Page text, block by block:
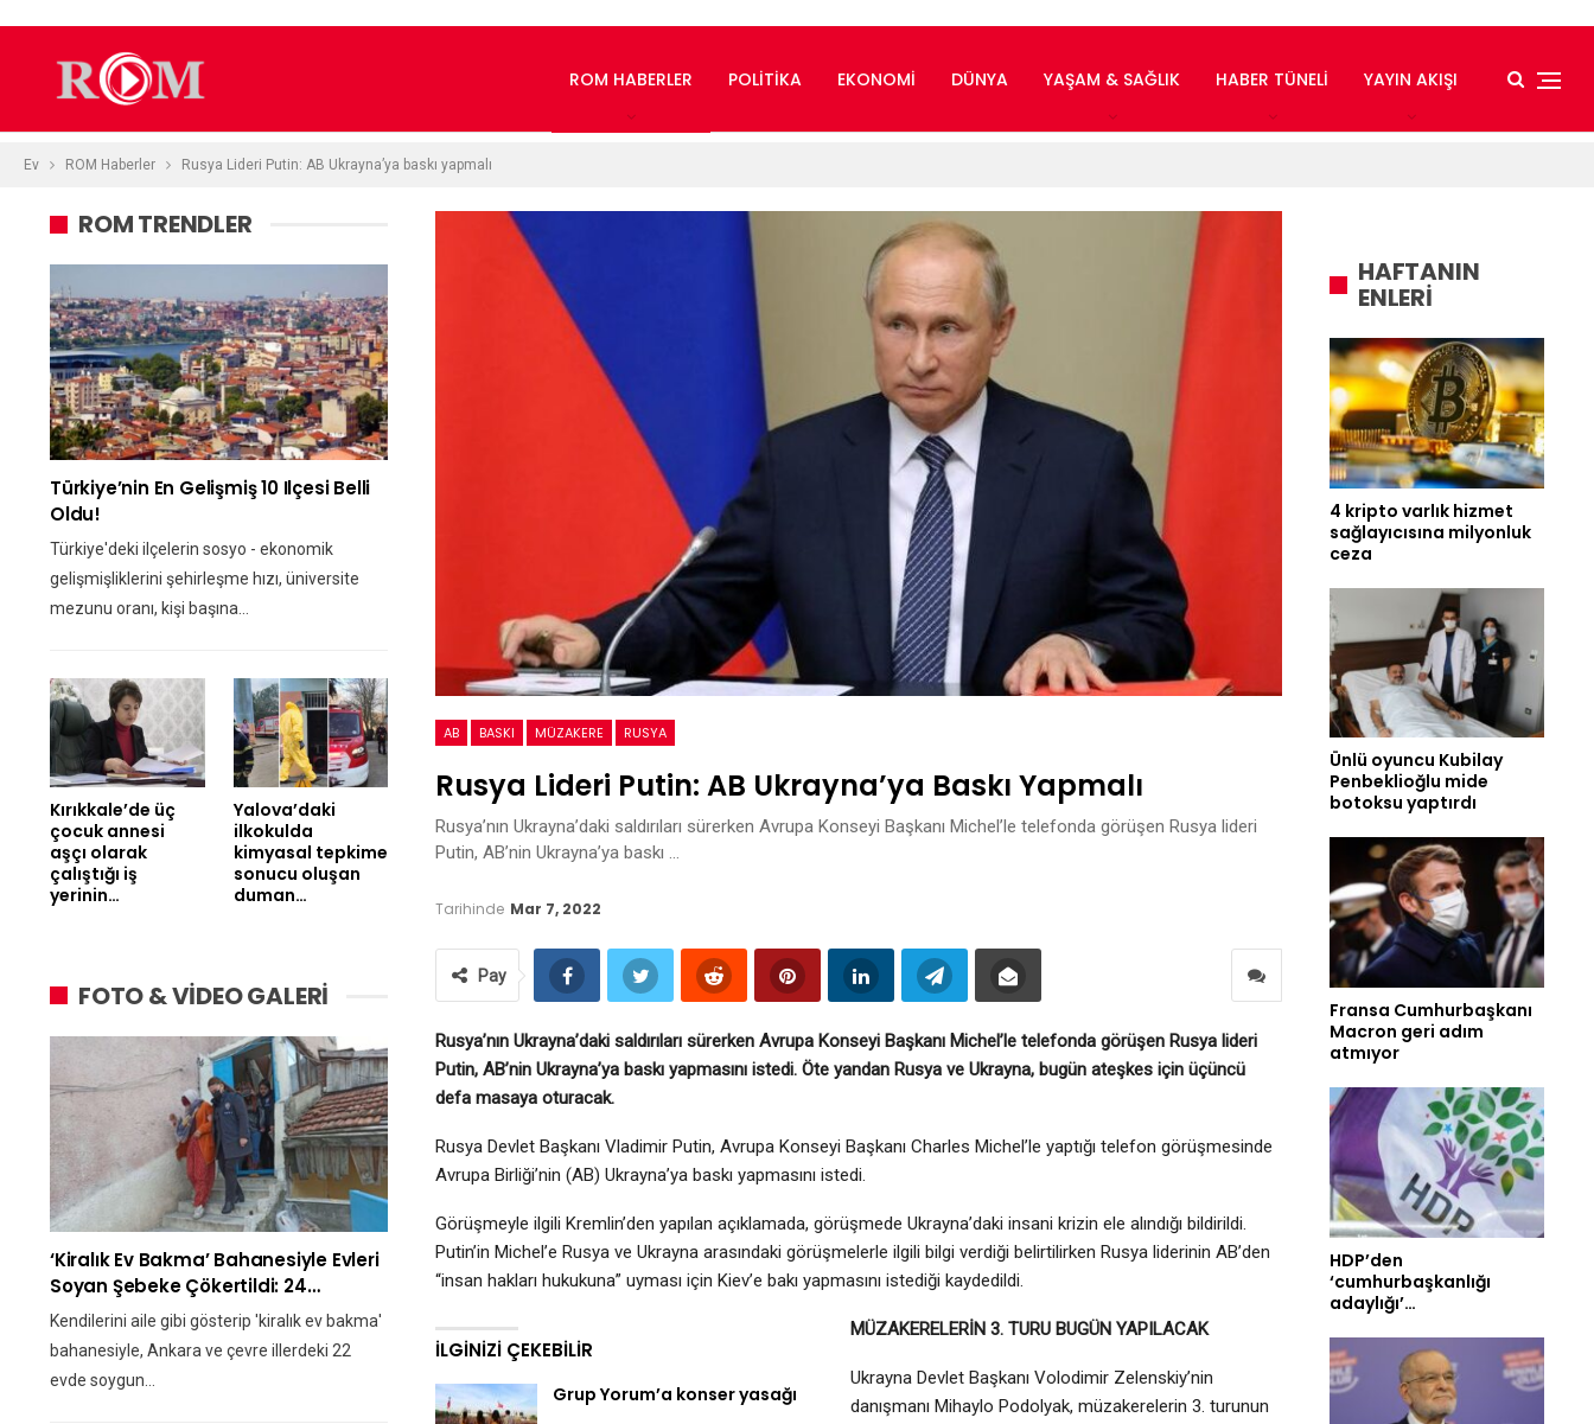
ROM HABERLER POLITIKA EKONOMI DÜNYA YAŞAM & SAĞLIK HABER TÜNELI YAYIN AKIŞI
Ev ROM Haberler Rusya Lideri Putin: AB Ukrayna’ya baskı yapmalı
AB BASKI MÜZAKERE RUSYA
Rusya Lideri Putin: AB Ukrayna’ya Baskı Yapmalı
Rusya’nın Ukrayna’daki saldırıları sürerken Avrupa Konseyi Başkanı Michel’le telefonda görüşen Rusya lideri
Putin, AB’nin Ukrayna’ya baskı …
Tarihinde Mar 7, 2022
Pay
Rusya’nın Ukrayna’daki saldırıları sürerken Avrupa Konseyi Başkanı Michel’le telefonda görüşen Rusya lideri
Putin, AB’nin Ukrayna’ya baskı yapmasını istedi. Öte yandan Rusya ve Ukrayna, bugün ateşkes için üçüncü
defa masaya oturacak.
Rusya Devlet Başkanı Vladimir Putin, Avrupa Konseyi Başkanı Charles Michel’le yaptığı telefon görüşmesinde
Avrupa Birliği’nin (AB) Ukrayna’ya baskı yapmasını istedi.
Görüşmeyle ilgili Kremlin’den yapılan açıklamada, görüşmede Ukrayna’daki insani krizin ele alındığı bildirildi.
Putin’in Michel’e Rusya ve Ukrayna arasındaki görüşmelerle ilgili bilgi verdiği belirtilirken Rusya liderinin AB’den
“insan hakları hukukuna” uyması için Kiev’e bakı yapmasını istediği kaydedildi.
İLGINIZI ÇEKEBILIR
Grup Yorum’a konser yasağı
MÜZAKERELERİN 3. TURU BUGÜN YAPILACAK
Ukrayna Devlet Başkanı Volodimir Zelenskiy’nin
danışmanı Mihaylo Podolyak, müzakerelerin 3. turunun
ROM TRENDLER
Türkiye’nin En Gelişmiş 10 Ilçesi Belli
Oldu!
Türkiye'deki ilçelerin sosyo - ekonomik
gelişmişliklerini şehirleşme hızı, üniversite
mezunu oranı, kişi başına…
Kırıkkale’de üç
çocuk annesi
aşçı olarak
çalıştığı iş
yerinin…
Yalova’daki
ilkokulda
kimyasal tepkime
sonucu oluşan
duman…
FOTO & VİDEO GALERİ
‘Kiralık Ev Bakma’ Bahanesiyle Evleri
Soyan Şebeke Çökertildi: 24…
Kendilerini aile gibi gösterip 'kiralık ev bakma'
bahanesiyle, Ankara ve çevre illerdeki 22
evde soygun…
HAFTANIN
ENLERİ
4 kripto varlık hizmet
sağlayıcısına milyonluk
ceza
Ünlü oyuncu Kubilay
Penbeklioğlu mide
botoksu yaptırdı
Fransa Cumhurbaşkanı
Macron geri adım
atmıyor
HDP’den
‘cumhurbaşkanlığı
adaylığı’…